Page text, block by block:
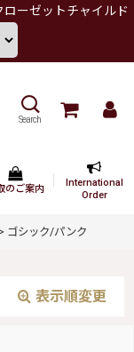
ーゼットチャイルド
Search
のご案内
International
Order
> ゴシック/パンク
表示順変更